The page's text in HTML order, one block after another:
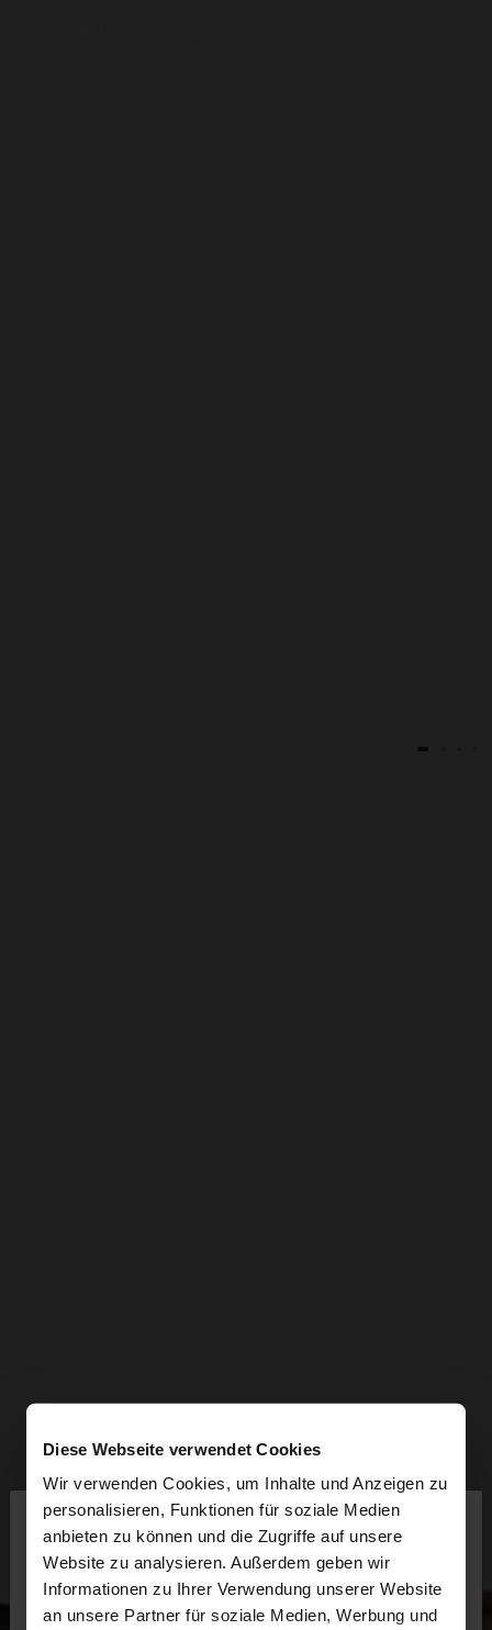
Diese Webseite verwendet Cookies
Wir verwenden Cookies, um Inhalte und Anzeigen zu
personalisieren, Funktionen für soziale Medien
anbieten zu können und die Zugriffe auf unsere
Website zu analysieren. Außerdem geben wir
Informationen zu Ihrer Verwendung unserer Website
an unsere Partner für soziale Medien, Werbung und
hallo
Sie greifen von Luxembourg auf die Website zu.
Möchten Sie unsere United States Website